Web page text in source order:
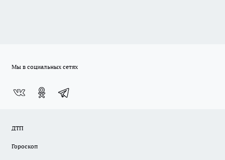
Мы в социальных сетях
ДТП
Гороскоп